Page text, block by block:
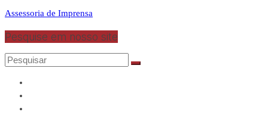
Assessoria de Imprensa
Pesquise em nosso site